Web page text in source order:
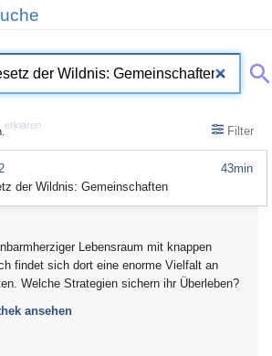
erklären Filter
43min
der Wildnis: Gemeinschaften
Lebensraum mit knappen
findet sich dort eine enorme Vielfalt an
Welche Strategien sichern ihr Überleben?
ansehen